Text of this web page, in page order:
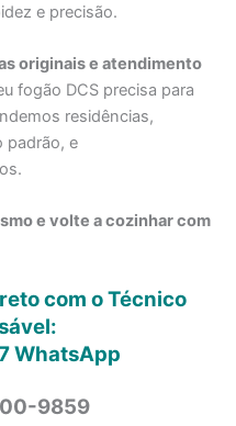
e precisão.
originais e atendimento
fogão DCS precisa para
residências,
padrão, e
e volte a cozinhar com
com o Técnico
WhatsApp
9859